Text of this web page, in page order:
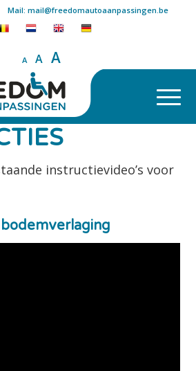
Mail: mail@freedomautoaanpassingen.be
A A A
instructievideo’s voor
bodemverlaging